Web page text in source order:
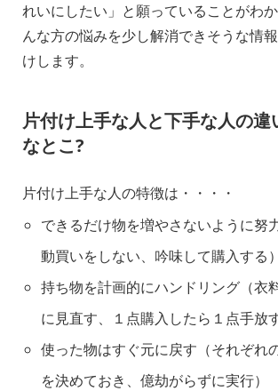
れいにしたい」と願っていることがわ
んな方の悩みを少し解消できそうな情
けします。
片付け上手な人と下手な人の違
なとこ?
片付け上手な人の特徴は・・・・
できるだけ物を増やさないように努
動買いをしない、吟味して購入する）
持ち物を計画的にハンドリング（衣
に見直す、１点購入したら１点手放す
使った物はすぐ元に戻す（それぞれ
を決めておき、億劫がらずに実行）